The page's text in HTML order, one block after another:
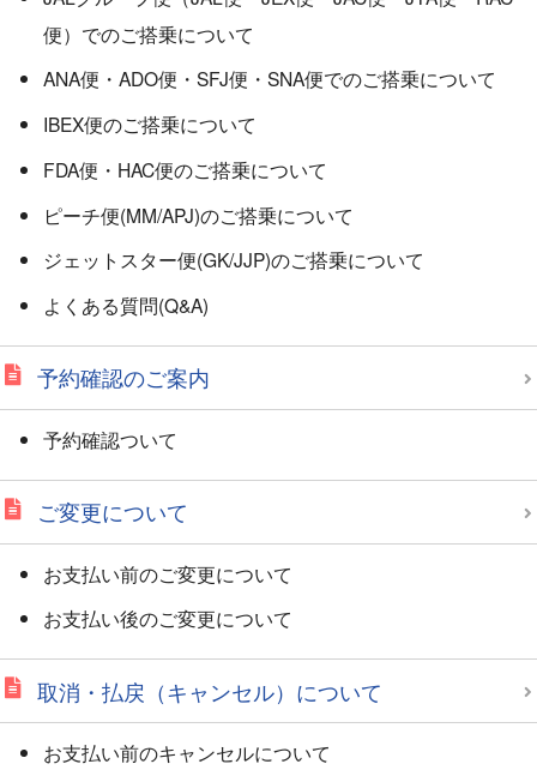
便）でのご搭乗について
ANA便・ADO便・SFJ便・SNA便でのご搭乗について
IBEX便のご搭乗について
FDA便・HAC便のご搭乗について
ピーチ便(MM/APJ)のご搭乗について
ジェットスター便(GK/JJP)のご搭乗について
よくある質問(Q&A)
予約確認のご案内
予約確認ついて
ご変更について
お支払い前のご変更について
お支払い後のご変更について
取消・払戻（キャンセル）について
お支払い前のキャンセルについて